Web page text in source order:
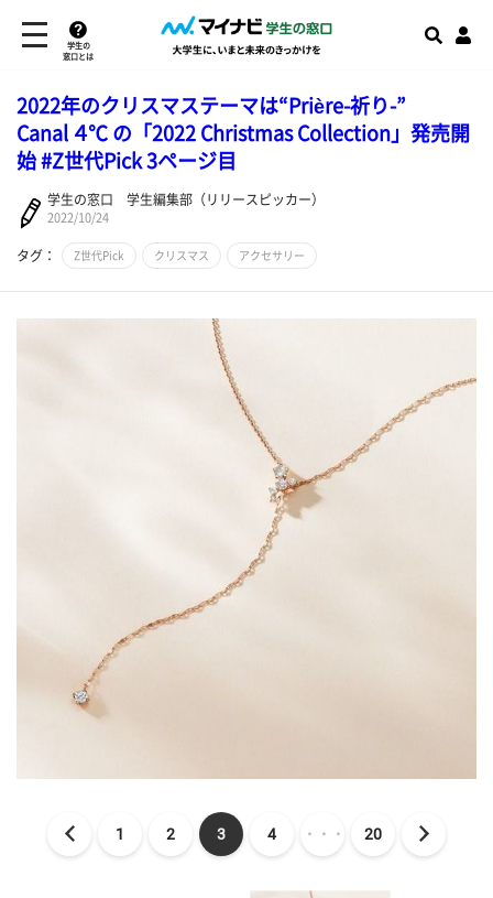
学生の
窓口とは
2022年のクリスマステーマは“Prière-祈り-”
Canal ４℃ の「2022 Christmas Collection」発売開
始 #Z世代Pick 3ページ目
学生の窓口 学生編集部（リリースピッカー）
2022/10/24
タグ： Z世代Pick クリスマス アクセサリー
1 2 3 4 ・・・ 20